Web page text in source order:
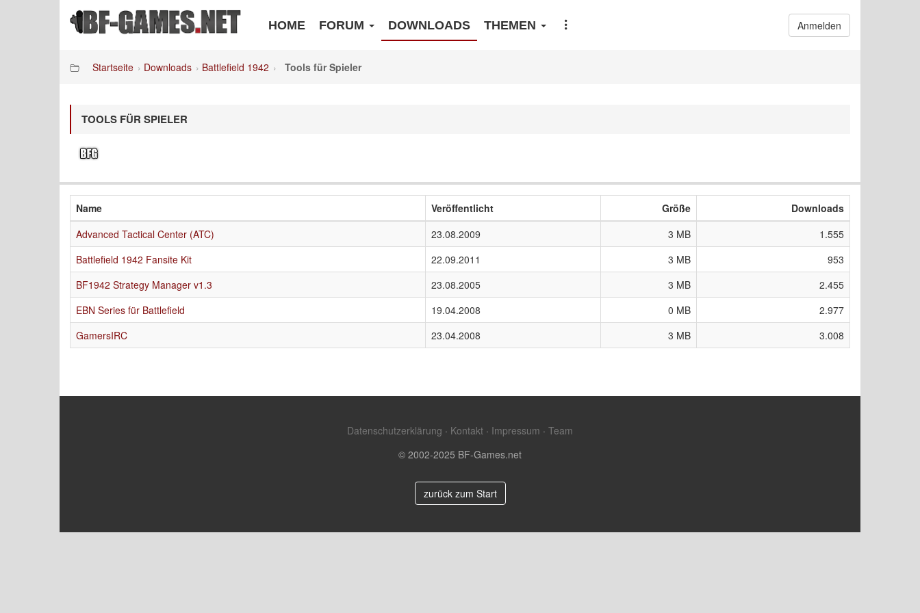
HOME FORUM DOWNLOADS THEMEN Anmelden
Startseite Downloads Battlefield 1942 Tools für Spieler
TOOLS FÜR SPIELER
Name Veröffentlicht Größe
Downloads
Advanced Tactical Center (ATC)
23.08.2009 3 MB
1.555
Battlefield 1942 Fansite Kit
22.09.2011 3 MB
953
BF1942 Strategy Manager v1.3
23.08.2005 3 MB
2.455
EBN Series für Battlefield
19.04.2008 0 MB
2.977
GamersIRC
23.04.2008 3 MB 3.008
Datenschutzerklärung · Kontakt · Impressum · Team
© 2002-2025 BF-Games.net
zurück zum Start